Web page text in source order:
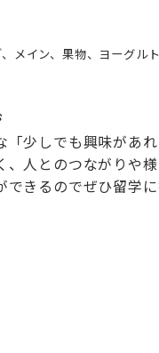
、メイン、果物、ヨーグル
少しでも興味があ
人とのつながりや
きるのでぜひ留学に